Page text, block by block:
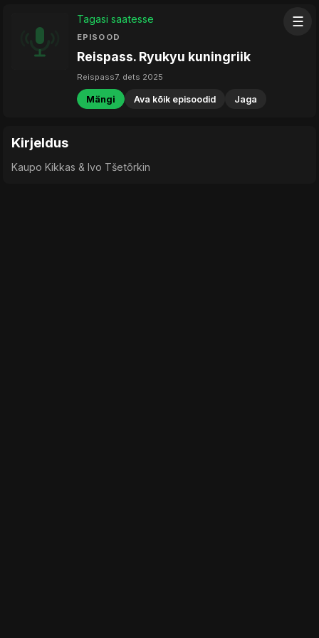
☰
Tagasi saatesse
EPISOOD
Reispass. Ryukyu kuningriik
Reispass7. dets 2025
Mängi Ava kõik episoodid Jaga
Kirjeldus
Kaupo Kikkas & Ivo Tšetõrkin